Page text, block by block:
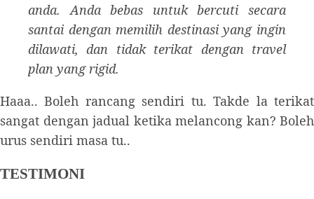
anda. Anda bebas untuk bercuti secara
santai dengan memilih destinasi yang ingin
dilawati, dan tidak terikat dengan travel
plan yang rigid.
Haaa.. Boleh rancang sendiri tu. Takde la terikat
sangat dengan jadual ketika melancong kan? Boleh
urus sendiri masa tu..
TESTIMONI